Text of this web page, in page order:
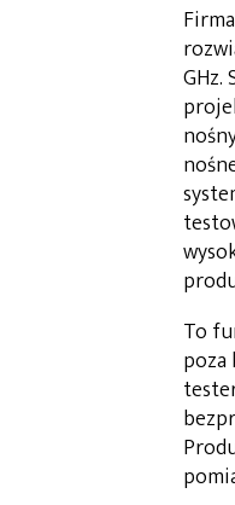
GHz.
To
poza